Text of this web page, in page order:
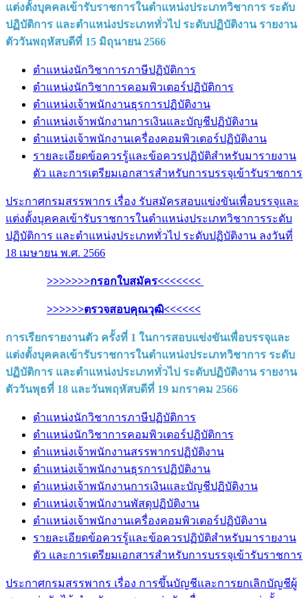
แต่งตั้งบุคคลเข้ารับราชการในตำแหน่งประเภทวิชาการ ระดับ
ปฏิบัติการ และตำแหน่งประเภททั่วไป ระดับปฏิบัติงาน รายงาน
ตัววันพฤหัสบดีที่ 15 มิถุนายน 2566
ตำแหน่งนักวิชาการภาษีปฏิบัติการ
ตำแหน่งนักวิชาการคอมพิวเตอร์ปฏิบัติการ
ตำแหน่งเจ้าพนักงานธุรการปฏิบัติงาน
ตำแหน่งเจ้าพนักงานการเงินและบัญชีปฏิบัติงาน
ตำแหน่งเจ้าพนักงานเครื่องคอมพิวเตอร์ปฏิบัติงาน
รายละเอียดข้อควรรู้และข้อควรปฏิบัติสำหรับมารายงาน
ตัว และการเตรียมเอกสารสำหรับการบรรจุเข้ารับราชการ
ประกาศกรมสรรพากร เรื่อง รับสมัครสอบแข่งขันเพื่อบรรจุและ
แต่งตั้งบุคคลเข้ารับราชการในตำแหน่งประเภทวิชาการระดับ
ปฏิบัติการ และตำแหน่งประเภททั่วไป ระดับปฏิบัติงาน ลงวันที่
18 เมษายน พ.ศ. 2566
>>>>>>>กรอกใบสมัคร<<<<<<<
>>>>>>ตรวจสอบคุณวุฒิ<<<<<<
การเรียกรายงานตัว ครั้งที่ 1 ในการสอบแข่งขันเพื่อบรรจุและ
แต่งตั้งบุคคลเข้ารับราชการในตำแหน่งประเภทวิชาการ ระดับ
ปฏิบัติการ และตำแหน่งประเภททั่วไป ระดับปฏิบัติงาน รายงาน
ตัววันพุธที่ 18 และวันพฤหัสบดีที่ 19 มกราคม 2566
ตำแหน่งนักวิชาการภาษีปฏิบัติการ
ตำแหน่งนักวิชาการคอมพิวเตอร์ปฏิบัติการ
ตำแหน่งเจ้าพนักงานสรรพากรปฏิบัติงาน
ตำแหน่งเจ้าพนักงานธุรการปฏิบัติงาน
ตำแหน่งเจ้าพนักงานการเงินและบัญชีปฏิบัติงาน
ตำแหน่งเจ้าพนักงานพัสดุปฏิบัติงาน
ตำแหน่งเจ้าพนักงานเครื่องคอมพิวเตอร์ปฏิบัติงาน
รายละเอียดข้อควรรู้และข้อควรปฏิบัติสำหรับมารายงาน
ตัว และการเตรียมเอกสารสำหรับการบรรจุเข้ารับราชการ
ประกาศกรมสรรพากร เรื่อง การขึ้นบัญชีและการยกเลิกบัญชีผู้